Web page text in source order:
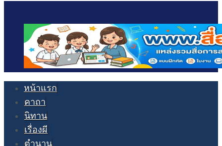
หน้าแรก
คาถา
นิทาน
เรื่องผี
ตำนาน